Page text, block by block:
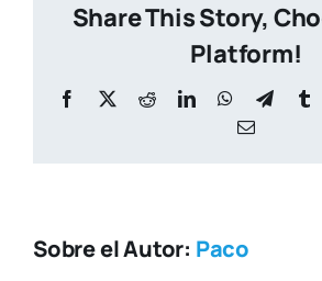
Share This Story,
Platform!
Facebook
X RedditLinkedInWhatsApp
Correo
Sobre el Autor: Paco